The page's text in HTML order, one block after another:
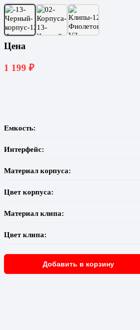
Цена
1 199 ₽
Емкость:
Интерфейс:
Материал корпуса:
Цвет корпуса:
Материал клипа:
Цвет клипа:
Добавить в корзину